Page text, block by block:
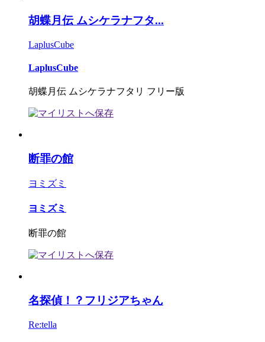
胡蝶月伝 ムシケラナフタ...
LaplusCube
LaplusCube
胡蝶月伝 ムシケラナフタリ フリー版
断罪の館
ヨミズミ
ヨミズミ
断罪の館
名探偵！？フリジアちゃん
Re:tella